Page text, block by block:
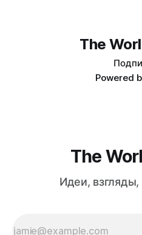
ведёт себя странно?
The
Powered
The
Идеи,